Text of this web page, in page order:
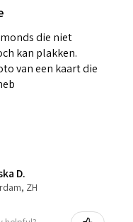
die niet
kan plakken.
van een kaart die
D.
ZH